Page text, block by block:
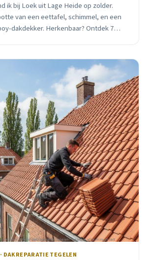
ik bij Loek uit Lage Heide op zolder.
van een eettafel, schimmel, en een
dakdekker. Herkenbaar? Ontdek 7
DAKREPARATIE TEGELEN